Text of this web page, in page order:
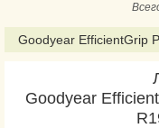
Goodyear EfficientGrip
Goodyear